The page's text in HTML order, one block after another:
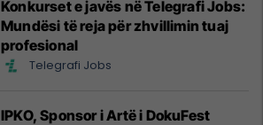
Konkurset e javës në Telegrafi Jobs:
Mundësi të reja për zhvillimin tuaj
profesional
Telegrafi Jobs
IPKO, Sponsor i Artë i DokuFest